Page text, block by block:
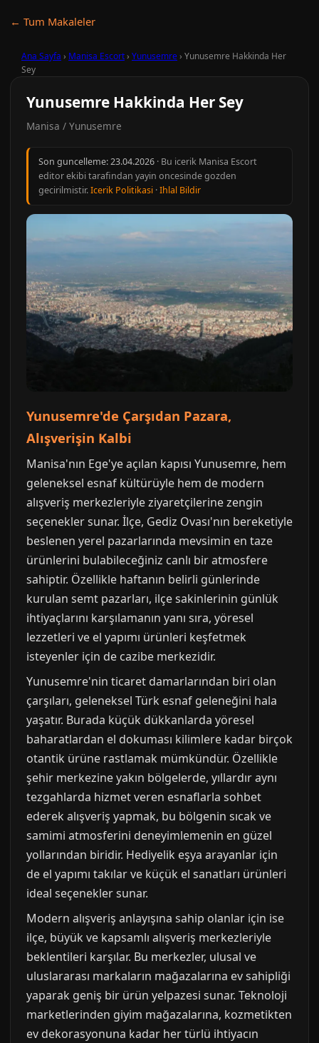
← Tum Makaleler
Ana Sayfa › Manisa Escort› Yunusemre› Yunusemre Hakkinda Her
Sey
Yunusemre Hakkinda Her Sey
Manisa / Yunusemre
Son guncelleme:23.04.2026 · Bu icerik Manisa Escort
editor ekibi tarafindan yayin oncesinde gozden
gecirilmistir.Icerik Politikasi ·Ihlal Bildir
Yunusemre'de Çarşıdan Pazara,
Alışverişin Kalbi
Manisa'nın Ege'ye açılan kapısı Yunusemre, hem
geleneksel esnaf kültürüyle hem de modern
alışveriş merkezleriyle ziyaretçilerine zengin
seçenekler sunar. İlçe, Gediz Ovası'nın bereketiyle
beslenen yerel pazarlarında mevsimin en taze
ürünlerini bulabileceğiniz canlı bir atmosfere
sahiptir. Özellikle haftanın belirli günlerinde
kurulan semt pazarları, ilçe sakinlerinin günlük
ihtiyaçlarını karşılamanın yanı sıra, yöresel
lezzetleri ve el yapımı ürünleri keşfetmek
isteyenler için de cazibe merkezidir.
Yunusemre'nin ticaret damarlarından biri olan
çarşıları, geleneksel Türk esnaf geleneğini hala
yaşatır. Burada küçük dükkanlarda yöresel
baharatlardan el dokuması kilimlere kadar birçok
otantik ürüne rastlamak mümkündür. Özellikle
şehir merkezine yakın bölgelerde, yıllardır aynı
tezgahlarda hizmet veren esnaflarla sohbet
ederek alışveriş yapmak, bu bölgenin sıcak ve
samimi atmosferini deneyimlemenin en güzel
yollarından biridir. Hediyelik eşya arayanlar için
de el yapımı takılar ve küçük el sanatları ürünleri
ideal seçenekler sunar.
Modern alışveriş anlayışına sahip olanlar için ise
ilçe, büyük ve kapsamlı alışveriş merkezleriyle
beklentileri karşılar. Bu merkezler, ulusal ve
uluslararası markaların mağazalarına ev sahipliği
yaparak geniş bir ürün yelpazesi sunar. Teknoloji
marketlerinden giyim mağazalarına, kozmetikten
ev dekorasyonuna kadar her türlü ihtiyacın